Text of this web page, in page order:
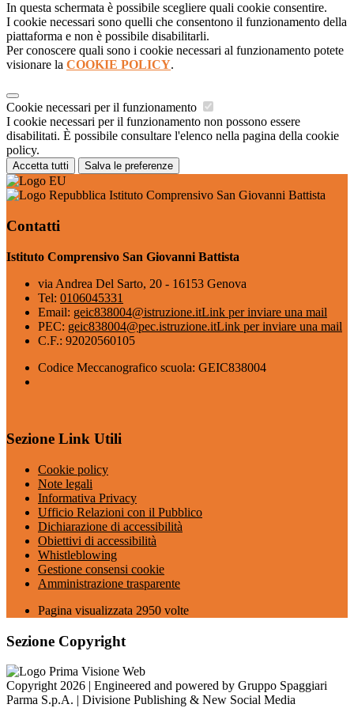
In questa schermata è possibile scegliere quali cookie consentire.
I cookie necessari sono quelli che consentono il funzionamento della
piattaforma e non è possibile disabilitarli.
Per conoscere quali sono i cookie necessari al funzionamento potete
visionare la COOKIE POLICY.
Cookie necessari per il funzionamento
I cookie necessari per il funzionamento non possono essere
disabilitati. È possibile consultare l'elenco nella pagina della cookie
policy.
Accetta tutti Salva le preferenze
Istituto Comprensivo San Giovanni Battista
Contatti
Istituto Comprensivo San Giovanni Battista
via Andrea Del Sarto, 20 - 16153 Genova
Tel: 0106045331
Email: geic838004@istruzione.itLink per inviare una mail
PEC: geic838004@pec.istruzione.itLink per inviare una mail
C.F.: 92020560105
Codice Meccanografico scuola: GEIC838004
Sezione Link Utili
Cookie policy
Note legali
Informativa Privacy
Ufficio Relazioni con il Pubblico
Dichiarazione di accessibilità
Obiettivi di accessibilità
Whistleblowing
Gestione consensi cookie
Amministrazione trasparente
Pagina visualizzata 2950 volte
Sezione Copyright
Copyright 2026 | Engineered and powered by Gruppo Spaggiari
Parma S.p.A. | Divisione Publishing & New Social Media